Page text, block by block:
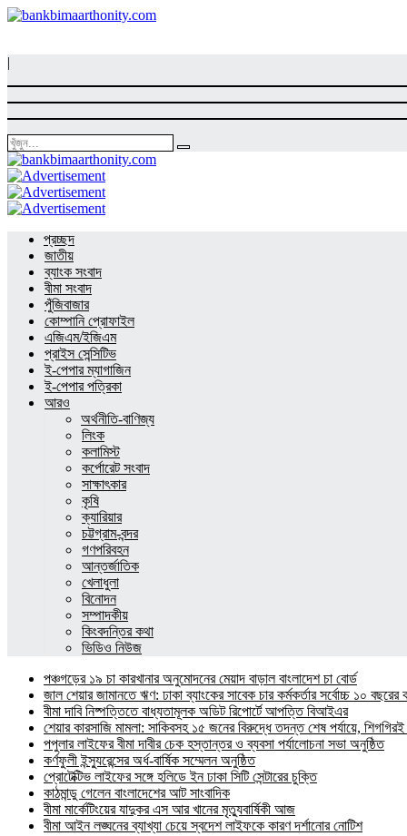
|
প্রচ্ছদ
জাতীয়
ব্যাংক সংবাদ
বীমা সংবাদ
পুঁজিবাজার
কোম্পানি প্রোফাইল
এজিএম/ইজিএম
প্রাইস সেন্সিটিভ
ই-পেপার ম্যাগাজিন
ই-পেপার পত্রিকা
আরও
অর্থনীতি-বাণিজ্য
লিংক
কলামিস্ট
কর্পোরেট সংবাদ
সাক্ষাৎকার
কৃষি
ক্যারিয়ার
চট্টগ্রাম-বন্দর
গণপরিবহন
আন্তর্জাতিক
খেলাধুলা
বিনোদন
সম্পাদকীয়
কিংবদন্তির কথা
ভিডিও নিউজ
পঞ্চগড়ের ১৯ চা কারখানার অনুমোদনের মেয়াদ বাড়াল বাংলাদেশ চা বোর্ড
জাল শেয়ার জামানতে ঋণ: ঢাকা ব্যাংকের সাবেক চার কর্মকর্তার সর্বোচ্চ ১০ বছরের
বীমা দাবি নিষ্পত্তিতে বাধ্যতামূলক অডিট রিপোর্টে আপত্তি বিআইএর
শেয়ার কারসাজি মামলা: সাকিবসহ ১৫ জনের বিরুদ্ধে তদন্ত শেষ পর্যায়ে, শিগগিরই
পপুলার লাইফের বীমা দাবীর চেক হস্তান্তর ও ব্যবসা পর্যালোচনা সভা অনুষ্ঠিত
কর্ণফুলী ইন্স্যুরেন্সের অর্ধ-বার্ষিক সম্মেলন অনুষ্ঠিত
প্রোটেক্টিভ লাইফের সঙ্গে হলিডে ইন ঢাকা সিটি সেন্টারের চুক্তি
কাঠমান্ডু গেলেন বাংলাদেশের আট সাংবাদিক
বীমা মার্কেটিংয়ের যাদুকর এস আর খানের মৃত্যুবার্ষিকী আজ
বীমা আইন লঙ্ঘনের ব্যাখ্যা চেয়ে স্বদেশ লাইফকে কারণ দর্শানোর নোটিশ